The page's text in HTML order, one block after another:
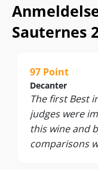
Sauternes
97 Point
Decanter
The first Best
judges were
this wine and
comparisons